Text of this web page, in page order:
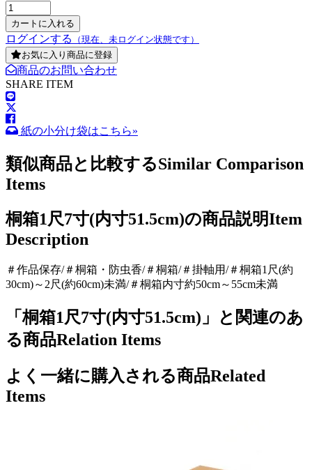
ログインする
（現在、未ログイン状態です）
お気に入り商品に登録
商品のお問い合わせ
SHARE ITEM
紙の小分け袋はこちら»
類似商品と比較するSimilar Comparison
Items
桐箱1尺7寸(内寸51.5cm)の商品説明Item
Description
＃作品保存/＃桐箱・防虫香/＃桐箱/＃掛軸用/＃桐箱1尺(約
30cm)～2尺(約60cm)未満/＃桐箱内寸約50cm～55cm未満
「桐箱1尺7寸(内寸51.5cm)」と関連のあ
る商品Relation Items
よく一緒に購入される商品Related
Items